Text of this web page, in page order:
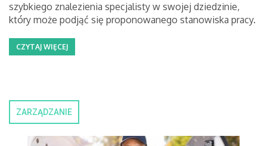
szybkiego znalezienia specjalisty w swojej dziedzinie,
który może podjąć się proponowanego stanowiska pracy.
CZYTAJ WIĘCEJ
ZARZĄDZANIE